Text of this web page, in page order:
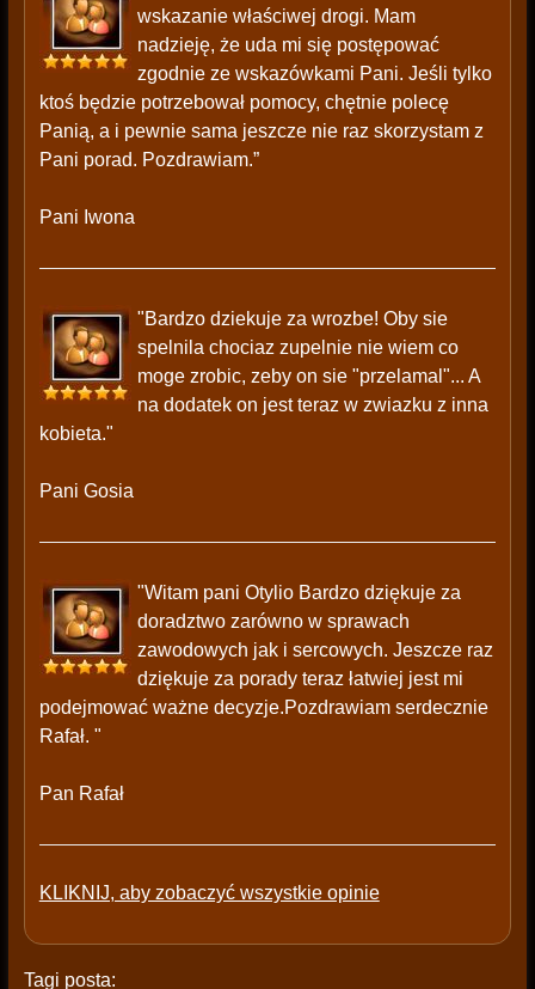
wskazanie właściwej drogi. Mam
nadzieję, że uda mi się postępować
zgodnie ze wskazówkami Pani. Jeśli tylko
ktoś będzie potrzebował pomocy, chętnie polecę
Panią, a i pewnie sama jeszcze nie raz skorzystam z
Pani porad. Pozdrawiam.”
Pani Iwona
"Bardzo dziekuje za wrozbe! Oby sie
spelnila chociaz zupelnie nie wiem co
moge zrobic, zeby on sie "przelamal"... A
na dodatek on jest teraz w zwiazku z inna
kobieta."
Pani Gosia
"Witam pani Otylio Bardzo dziękuje za
doradztwo zarówno w sprawach
zawodowych jak i sercowych. Jeszcze raz
dziękuje za porady teraz łatwiej jest mi
podejmować ważne decyzje.Pozdrawiam serdecznie
Rafał. "
Pan Rafał
KLIKNIJ, aby zobaczyć wszystkie opinie
Tagi posta: